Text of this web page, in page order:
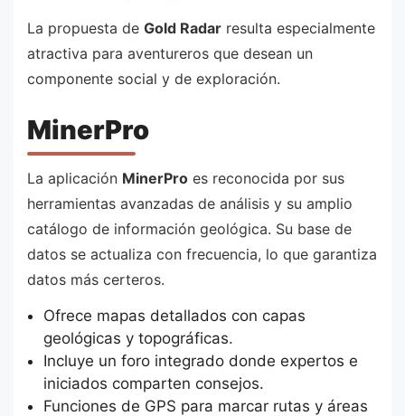
La propuesta de Gold Radar resulta especialmente
atractiva para aventureros que desean un
componente social y de exploración.
MinerPro
La aplicación MinerPro es reconocida por sus
herramientas avanzadas de análisis y su amplio
catálogo de información geológica. Su base de
datos se actualiza con frecuencia, lo que garantiza
datos más certeros.
Ofrece mapas detallados con capas
geológicas y topográficas.
Incluye un foro integrado donde expertos e
iniciados comparten consejos.
Funciones de GPS para marcar rutas y áreas